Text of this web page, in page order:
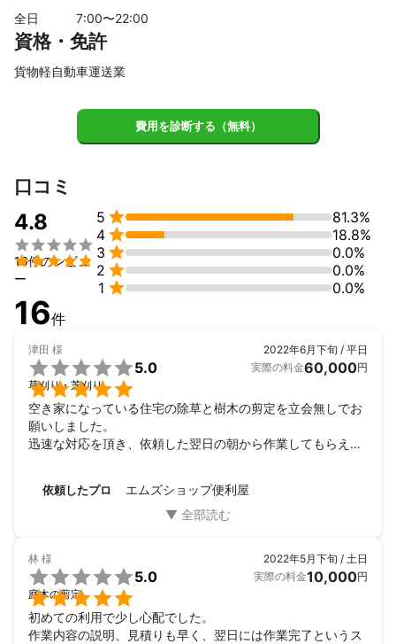
【Q】　「えっ！？そんなに何でも頼めるんですか？」
先日は草刈りやお墓参り代行などたくさんのお仕事を
こんなの無理だよね～と思わずに、まずは一度ご相談
ください！！。
【Q】　「どんなときに便利屋さんを利用すればいんでしょう
か？」
なと思いでしたら
私どもが伺いお手伝いをさせていただきます。
あなた様の日常でのお困りごとなら何でも利用していた
だけたらと思っております。
【Q】　「エムズショップ便利屋を利用するメリットって何です
か？」
【A】　　・　例えばプロの業者さんに頼むほどでもない時はお財
布に優しいです。
・　プロの業者さんに頼みたいのだけれども、どこに
頼んだら良いか分からない場合は
全日 7:00〜22:00
資格・免許
貨物軽自動車運送業
費用を診断する（無料）
口コミ
4.8


16件のレビュ
ー
5 
81.3%
4 
18.8%
3 
0.0%
2 
0.0%
1  0.0%
16件
津田 様


5.0
草刈り・芝刈り
2022年6月下旬 / 平日
実際の料金60,000円
空き家になっている住宅の除草と樹木の剪定を立会無しでお
願いしました。
迅速な対応を頂き、依頼した翌日の朝から作業してもらえま
た。
依頼したプロ エムズショップ便利屋
林 様


5.0
庭木の剪定
2022年5月下旬 / 土日
実際の料金10,000円
初めての利用で少し心配でした。
作業内容の説明、見積りも早く、翌日には作業完了というス